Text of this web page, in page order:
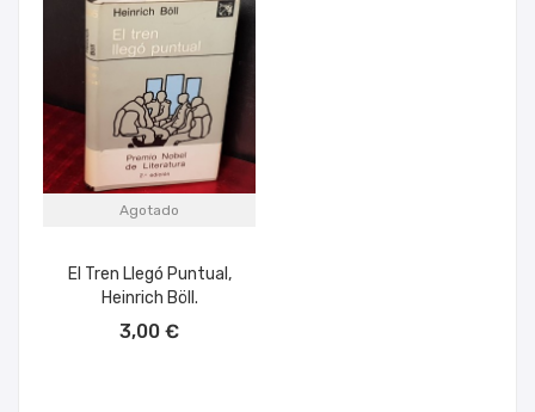
Agotado
El Tren Llegó Puntual,
Heinrich Böll.
3,00 €